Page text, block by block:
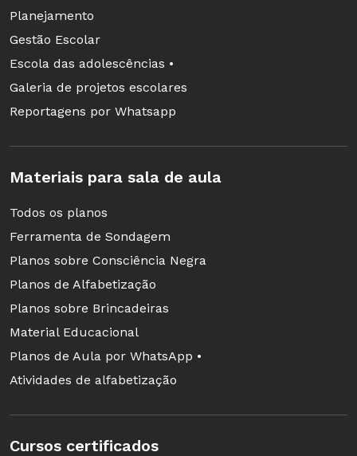
Planejamento
Gestão Escolar
Escola das adolescências •
Galeria de projetos escolares
Reportagens por Whatsapp
Materiais para sala de aula
Todos os planos
Ferramenta de Sondagem
Planos sobre Consciência Negra
Planos de Alfabetização
Planos sobre Brincadeiras
Material Educacional
Planos de Aula por WhatsApp •
Atividades de alfabetização
Cursos certificados